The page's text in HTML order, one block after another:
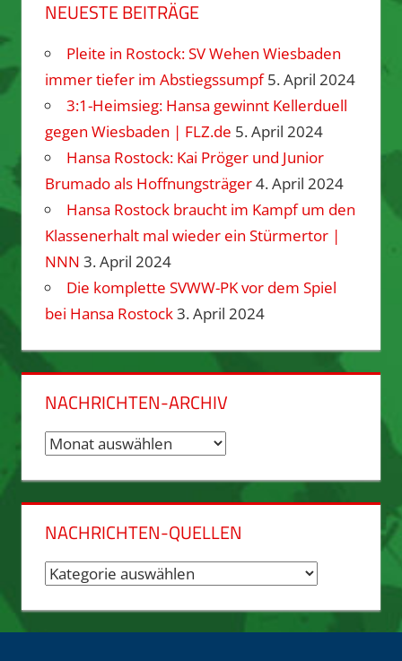
NEUESTE BEITRÄGE
Pleite in Rostock: SV Wehen Wiesbaden
immer tiefer im Abstiegssumpf 5. April 2024
3:1-Heimsieg: Hansa gewinnt Kellerduell
gegen Wiesbaden | FLZ.de 5. April 2024
Hansa Rostock: Kai Pröger und Junior
Brumado als Hoffnungsträger4. April 2024
Hansa Rostock braucht im Kampf um den
Klassenerhalt mal wieder ein Stürmertor |
NNN 3. April 2024
Die komplette SVWW-PK vor dem Spiel
bei Hansa Rostock3. April 2024
NACHRICHTEN-ARCHIV
Nachrichten-
NACHRICHTEN-QUELLEN
Nachrichten-